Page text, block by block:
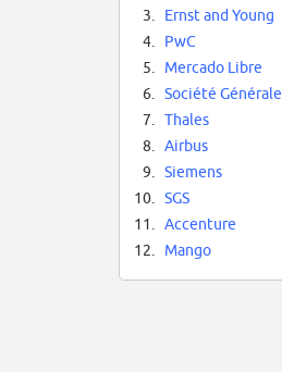
3.
Ernst and Young
4.
PwC
5.
Mercado Libre
6.
Société Générale
7.
Thales
8.
Airbus
9.
Siemens
10.
SGS
11.
Accenture
12.
Mango